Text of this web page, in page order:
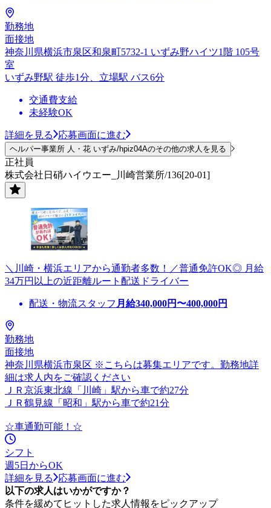
勤務地
面接地
神奈川県横浜市泉区和泉町5732-1 いずみ野ハイツ1階 105号
室
いずみ野駅 徒歩1分、立場駅 バス6分
交通費支給
未経験OK
詳細を見る 応募画面に進む
ヘルパー事業所 人・花 いずみ/hpiz04Aのその他の求人を見る
正社員
株式会社日硝ハイウエー_川崎営業所/136[20-01]
＼川崎・横浜エリアから通勤者多数！／普通免許OK◎ 月給
34万円以上の近距離ルート配送ドライバー
配送・物流スタッフ 月給340,000円〜400,000円
勤務地
面接地
神奈川県横浜市泉区 ※こちらは募集エリアです。勤務地詳
細は求人内をご確認ください
ＪＲ京浜東北線「川崎」駅から車で約27分
ＪＲ鶴見線「昭和」駅から車で約21分
☆車通勤可能！☆
シフト
週5日からOK
詳細を見る
応募画面に進む
以下の求人はいかがですか？
条件を緩めてヒットした求人情報をピックアップ